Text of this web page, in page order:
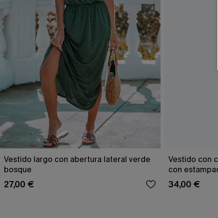
Vestido largo con abertura lateral verde
bosque
27,00 €
Vestido con
con
34,00 €